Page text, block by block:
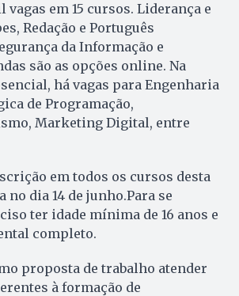
vagas em 15 cursos. Liderança e
Redação e Português
da Informação e
são as opções online. Na
há vagas para Engenharia
de Programação,
Marketing Digital, entre
em todos os cursos desta
dia 14 de junho.Para se
ter idade mínima de 16 anos e
completo.
proposta de trabalho atender
à formação de